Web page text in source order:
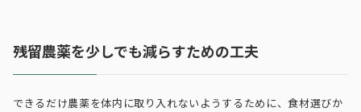
残留農薬を少しでも減らすための工夫
できるだけ農薬を体内に取り入れないようするために、食材選びか